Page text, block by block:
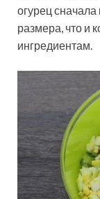
огурец сначала
размера, что и
ингредиентам.